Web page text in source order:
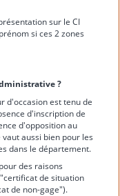
sur le CI
si ces 2 zones
?
d'occasion est tenu de
d'inscription de
d'opposition au
aussi bien pour les
dans le département.
des raisons
de situation
de non-gage").